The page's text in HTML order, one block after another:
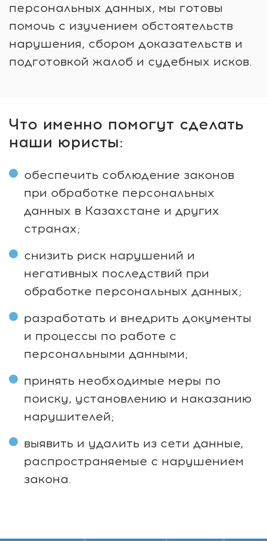
персональных данных, мы готовы
помочь с изучением обстоятельств
нарушения, сбором доказательств и
подготовкой жалоб и судебных исков.
Что именно помогут сделать
наши юристы:
обеспечить соблюдение законов
при обработке персональных
данных в Казахстане и других
странах;
снизить риск нарушений и
негативных последствий при
обработке персональных данных;
разработать и внедрить документы
и процессы по работе с
персональными данными;
принять необходимые меры по
поиску, установлению и наказанию
нарушителей;
выявить и удалить из сети данные,
распространяемые с нарушением
закона.